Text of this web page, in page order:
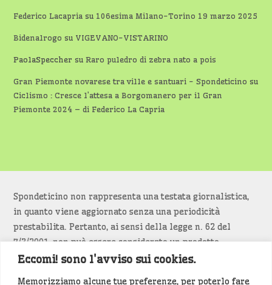
Eccomi! sono l'avviso sui cookies.
Memorizziamo alcune tue preferenze, per poterlo fare
Federico Lacapria su 106esima Milano-Torino 19 marzo 2025
Bidenalrogo su VIGEVANO-VISTARINO
PaolaSpeccher suRaro puledro di zebra nato a pois
Gran Piemonte novarese tra ville e santuari - Spondeticino su
Ciclismo : Cresce l’attesa a Borgomanero per il Gran
Piemonte 2024 – di Federico La Capria
Spondeticino non rappresenta una testata giornalistica,
in quanto viene aggiornato senza una periodicità
prestabilita. Pertanto, ai sensi della legge n. 62 del
7/3/2001, non può essere considerato un prodotto
editoriale.